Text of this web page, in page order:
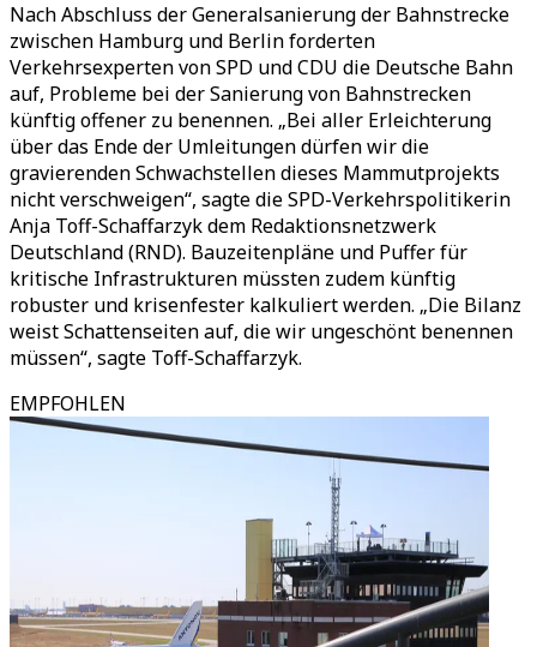
Nach Abschluss der Generalsanierung der Bahnstrecke
zwischen Hamburg und Berlin forderten
Verkehrsexperten von SPD und CDU die Deutsche Bahn
auf, Probleme bei der Sanierung von Bahnstrecken
künftig offener zu benennen. „Bei aller Erleichterung
über das Ende der Umleitungen dürfen wir die
gravierenden Schwachstellen dieses Mammutprojekts
nicht verschweigen“, sagte die SPD-Verkehrspolitikerin
Anja Toff-Schaffarzyk dem Redaktionsnetzwerk
Deutschland (RND). Bauzeitenpläne und Puffer für
kritische Infrastrukturen müssten zudem künftig
robuster und krisenfester kalkuliert werden. „Die Bilanz
weist Schattenseiten auf, die wir ungeschönt benennen
müssen“, sagte Toff-Schaffarzyk.
EMPFOHLEN